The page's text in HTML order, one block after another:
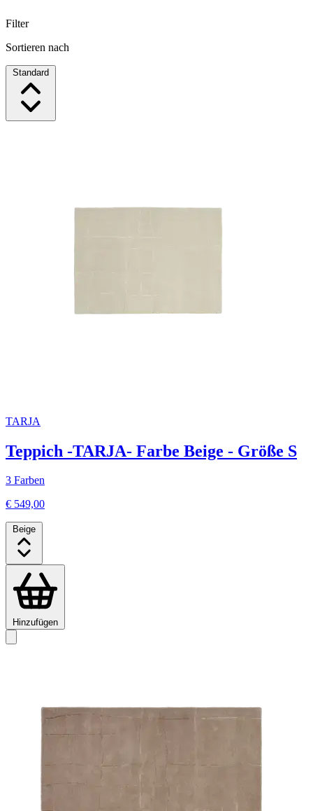
Filter
Sortieren nach
Standard
TARJA
Teppich -TARJA- Farbe Beige - Größe S
3 Farben
€ 549,00
Beige
Hinzufügen